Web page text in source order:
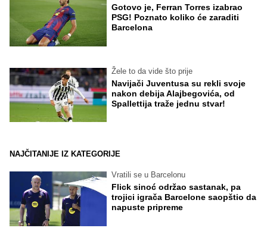
Gotovo je, Ferran Torres izabrao
PSG! Poznato koliko će zaraditi
Barcelona
Žele to da vide što prije
Navijači Juventusa su rekli svoje
nakon debija Alajbegovića, od
Spallettija traže jednu stvar!
NAJČITANIJE IZ KATEGORIJE
Vratili se u Barcelonu
Flick sinoć održao sastanak, pa
trojici igrača Barcelone saopštio da
napuste pripreme